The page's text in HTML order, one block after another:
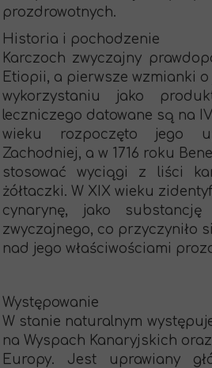
prozdrowotnych.
Historia i pochodzenie
Karczoch zwyczajny
Etiopii, a pierwsze wzmianki o
wykorzystaniu jako
leczniczego datowane są na
wieku rozpoczęto jego
Zachodniej, a w 1716 roku
stosować wyciągi z liści
żółtaczki. W XIX wieku
cynarynę, jako substancję
zwyczajnego, co przyczyniło
nad jego właściwościami
Występowanie
W stanie naturalnym
na Wyspach Kanaryjskich
Europy. Jest uprawiany